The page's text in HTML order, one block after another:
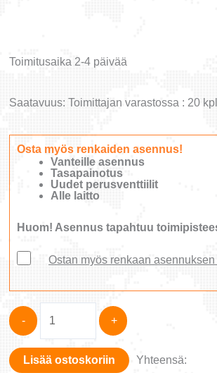
Toimitusaika 2-4 päivää
Saatavuus: Toimittajan varastossa : 20 kpl
Osta myös renkaiden asennus!
Vanteille asennus
Tasapainotus
Uudet perusventtiilit
Alle laitto
Huom! Asennus tapahtuu
Ostan myös renkaan
-
-
pinnoitettu-
+
Lisää ostoskoriin Yhteensä: